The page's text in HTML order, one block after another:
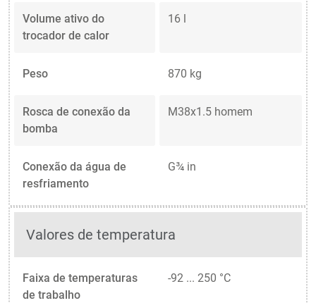
Volume ativo do
trocador de calor
16 l
Peso 870 kg
Rosca de conexão da
bomba
M38x1.5 homem
Conexão da água de
resfriamento
G¾ in
Valores de temperatura
Faixa de temperaturas
de trabalho
-92 ... 250 °C